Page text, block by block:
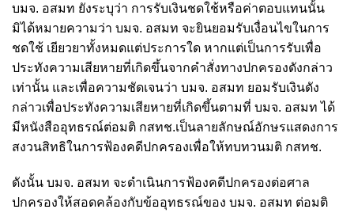
บมจ. อสมท ยังระบุว่า การรับเงินชดใช้หรือค่าตอบแทนนั้น
มิได้หมายความว่า บมจ. อสมท จะยินยอมรับเงื่อนไขในการ
ชดใช้ เยียวยาทั้งหมดแต่ประการใด หากแต่เป็นการรับเพื่อ
ประทังความเสียหายที่เกิดขึ้นจากคำสั่งทางปกครองดังกล่าว
เท่านั้น และเพื่อความชัดเจนว่า บมจ. อสมท ยอมรับเงินดัง
กล่าวเพื่อประทังความเสียหายที่เกิดขึ้นตามที่ บมจ. อสมท ได้
มีหนังสืออุทธรณ์ต่อมติ กสทช.เป็นลายลักษณ์อักษรแสดงการ
สงวนสิทธิในการฟ้องคดีปกครองเพื่อให้ทบทวนมติ กสทช.
ดังนั้น บมจ. อสมท จะดำเนินการฟ้องคดีปกครองต่อศาล
ปกครองให้สอดคล้องกับข้ออุทธรณ์ของ บมจ. อสมท ต่อมติ